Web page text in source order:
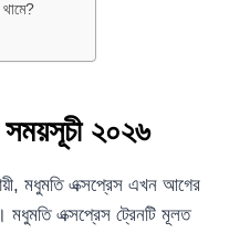
থামে?
সময়সূচী ২০২৬
মধুমতি এক্সপ্রেস এখন আগের
মধুমতি এক্সপ্রেস ট্রেনটি মূলত